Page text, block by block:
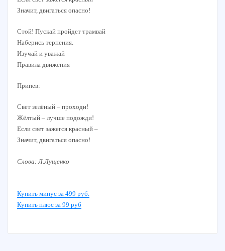
Значит, двигаться опасно!
Стой! Пускай пройдет трамвай
Наберись терпения.
Изучай и уважай
Правила движения
Припев:
Cвет зелёный – проходи!
Жёлтый – лучше подожди!
Если свет зажегся красный –
Значит, двигаться опасно!
Слова: Л.Лущенко
Купить минус за 499 руб.
Купить плюс за 99 руб